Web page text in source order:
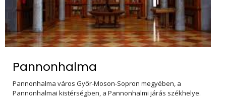
Pannonhalma
Pannonhalma város Győr-Moson-Sopron megyében, a
Pannonhalmai kistérségben, a Pannonhalmi járás székhelye.